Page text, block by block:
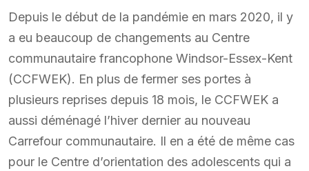
Depuis le début de la pandémie en mars 2020, il y
a eu beaucoup de changements au Centre
communautaire francophone Windsor-Essex-Kent
(CCFWEK). En plus de fermer ses portes à
plusieurs reprises depuis 18 mois, le CCFWEK a
aussi déménagé l’hiver dernier au nouveau
Carrefour communautaire. Il en a été de même cas
pour le Centre d’orientation des adolescents qui a